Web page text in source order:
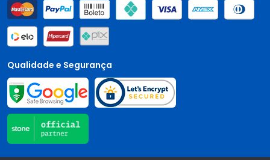
Qualidade e Segurança